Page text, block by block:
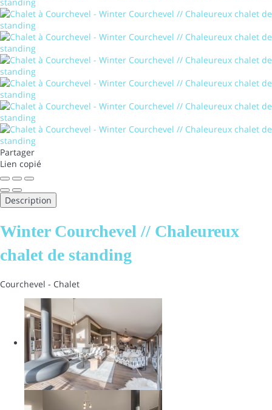
Partager
Lien copié
Description
Winter Courchevel // Chaleureux
chalet de standing
Courchevel - Chalet